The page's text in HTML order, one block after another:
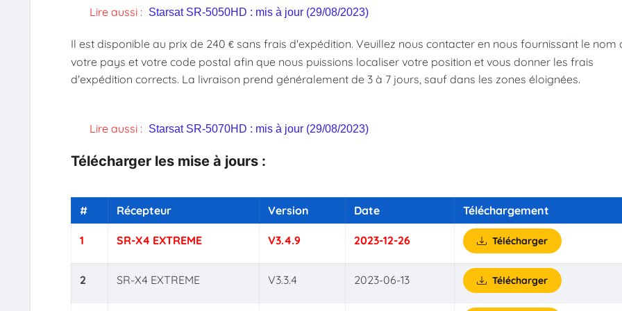
Lire aussi : Starsat SR-5050HD : mis à jour (29/08/2023)
Il est disponible au prix de 240 €‎sans frais d'expédition. Veuillez nous contacter en nous fournissant le nom
votre pays et votre code postal afin que nous puissions localiser votre position et vous donner les frais
d'expédition corrects. La livraison prend généralement de 3 à 7 jours, sauf dans les zones éloignées.
Lire aussi : Starsat SR-5070HD : mis à jour (29/08/2023)
Télécharger les mise à jours :
# Récepteur Version Date Téléchargement
1 SR-X4 EXTREME V3.4.9 2023-12-26 Télécharger
2 SR-X4 EXTREME V3.3.4 2023-06-13 Télécharger